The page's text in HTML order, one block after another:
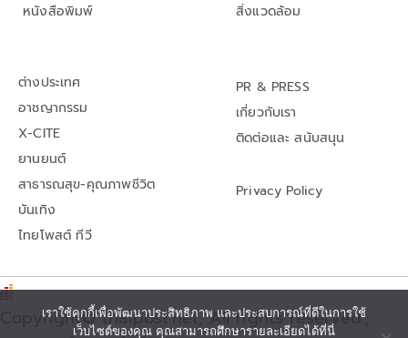
หนังสือพิมพ์
สิ่งแวดล้อม
ต่างประเทศ
อาชญากรรม
X-CITE
ยานยนต์
สาธารณสุข-คุณภาพชีวิต
บันเทิง
ไทยโพสต์ ทีวี
PR & PRESS
เกี่ยวกับเรา
ติดต่อและ สนับสนุน
Privacy Policy
Copyright© thaipost.net, All rights reserved.,
เราใช้คุกกี้เพื่อพัฒนาประสิทธิภาพ และประสบการณ์ที่ดีในการใช้
เว็บไซต์ของคุณ คุณสามารถศึกษารายละเอียดได้ที่นี่